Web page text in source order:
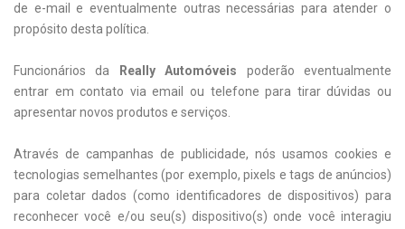
de e-mail e eventualmente outras necessárias para atender o
propósito desta política.
Funcionários da Really Automóveis poderão eventualmente
entrar em contato via email ou telefone para tirar dúvidas ou
apresentar novos produtos e serviços.
Através de campanhas de publicidade, nós usamos cookies e
tecnologias semelhantes (por exemplo, pixels e tags de anúncios)
para coletar dados (como identificadores de dispositivos) para
reconhecer você e/ou seu(s) dispositivo(s) onde você interagiu